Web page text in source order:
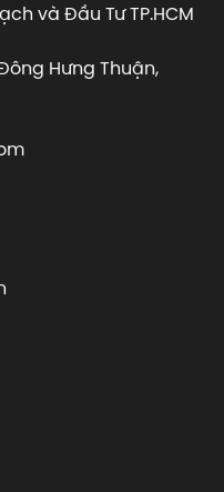
và Đầu Tư TP.HCM
Hưng Thuận,